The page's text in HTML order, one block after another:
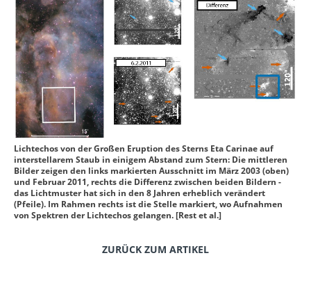
Lichtechos von der Großen Eruption des Sterns Eta Carinae auf
interstellarem Staub in einigem Abstand zum Stern: Die mittleren
Bilder zeigen den links markierten Ausschnitt im März 2003 (oben)
und Februar 2011, rechts die Differenz zwischen beiden Bildern -
das Lichtmuster hat sich in den 8 Jahren erheblich verändert
(Pfeile). Im Rahmen rechts ist die Stelle markiert, wo Aufnahmen
von Spektren der Lichtechos gelangen. [Rest et al.]
ZURÜCK ZUM ARTIKEL